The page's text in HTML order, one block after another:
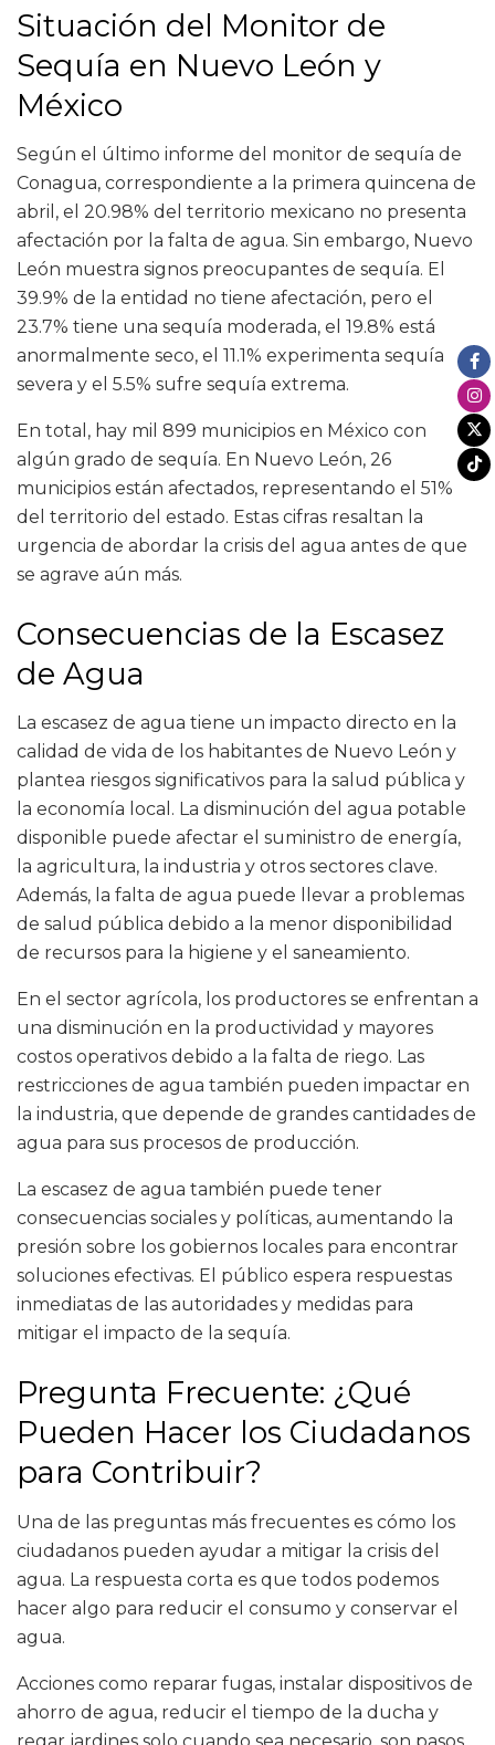
Situación del Monitor de
Sequía en Nuevo León y
México
Según el último informe del monitor de sequía de
Conagua, correspondiente a la primera quincena de
abril, el 20.98% del territorio mexicano no presenta
afectación por la falta de agua. Sin embargo, Nuevo
León muestra signos preocupantes de sequía. El
39.9% de la entidad no tiene afectación, pero el
23.7% tiene una sequía moderada, el 19.8% está
anormalmente seco, el 11.1% experimenta sequía
severa y el 5.5% sufre sequía extrema.
En total, hay mil 899 municipios en México con
algún grado de sequía. En Nuevo León, 26
municipios están afectados, representando el 51%
del territorio del estado. Estas cifras resaltan la
urgencia de abordar la crisis del agua antes de que
se agrave aún más.
Consecuencias de la Escasez
de Agua
La escasez de agua tiene un impacto directo en la
calidad de vida de los habitantes de Nuevo León y
plantea riesgos significativos para la salud pública y
la economía local. La disminución del agua potable
disponible puede afectar el suministro de energía,
la agricultura, la industria y otros sectores clave.
Además, la falta de agua puede llevar a problemas
de salud pública debido a la menor disponibilidad
de recursos para la higiene y el saneamiento.
En el sector agrícola, los productores se enfrentan a
una disminución en la productividad y mayores
costos operativos debido a la falta de riego. Las
restricciones de agua también pueden impactar en
la industria, que depende de grandes cantidades de
agua para sus procesos de producción.
La escasez de agua también puede tener
consecuencias sociales y políticas, aumentando la
presión sobre los gobiernos locales para encontrar
soluciones efectivas. El público espera respuestas
inmediatas de las autoridades y medidas para
mitigar el impacto de la sequía.
Pregunta Frecuente: ¿Qué
Pueden Hacer los Ciudadanos
para Contribuir?
Una de las preguntas más frecuentes es cómo los
ciudadanos pueden ayudar a mitigar la crisis del
agua. La respuesta corta es que todos podemos
hacer algo para reducir el consumo y conservar el
agua.
Acciones como reparar fugas, instalar dispositivos de
ahorro de agua, reducir el tiempo de la ducha y
regar jardines solo cuando sea necesario, son pasos